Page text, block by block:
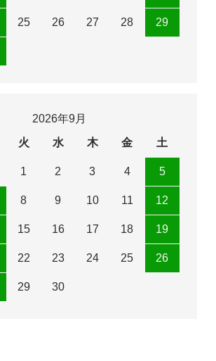
25 26 27 28 29
2026年9月
火 水 木 金 土
1 2 3 4 5
8 9 10 11 12
15 16 17 18 19
22 23 24 25 26
29 30